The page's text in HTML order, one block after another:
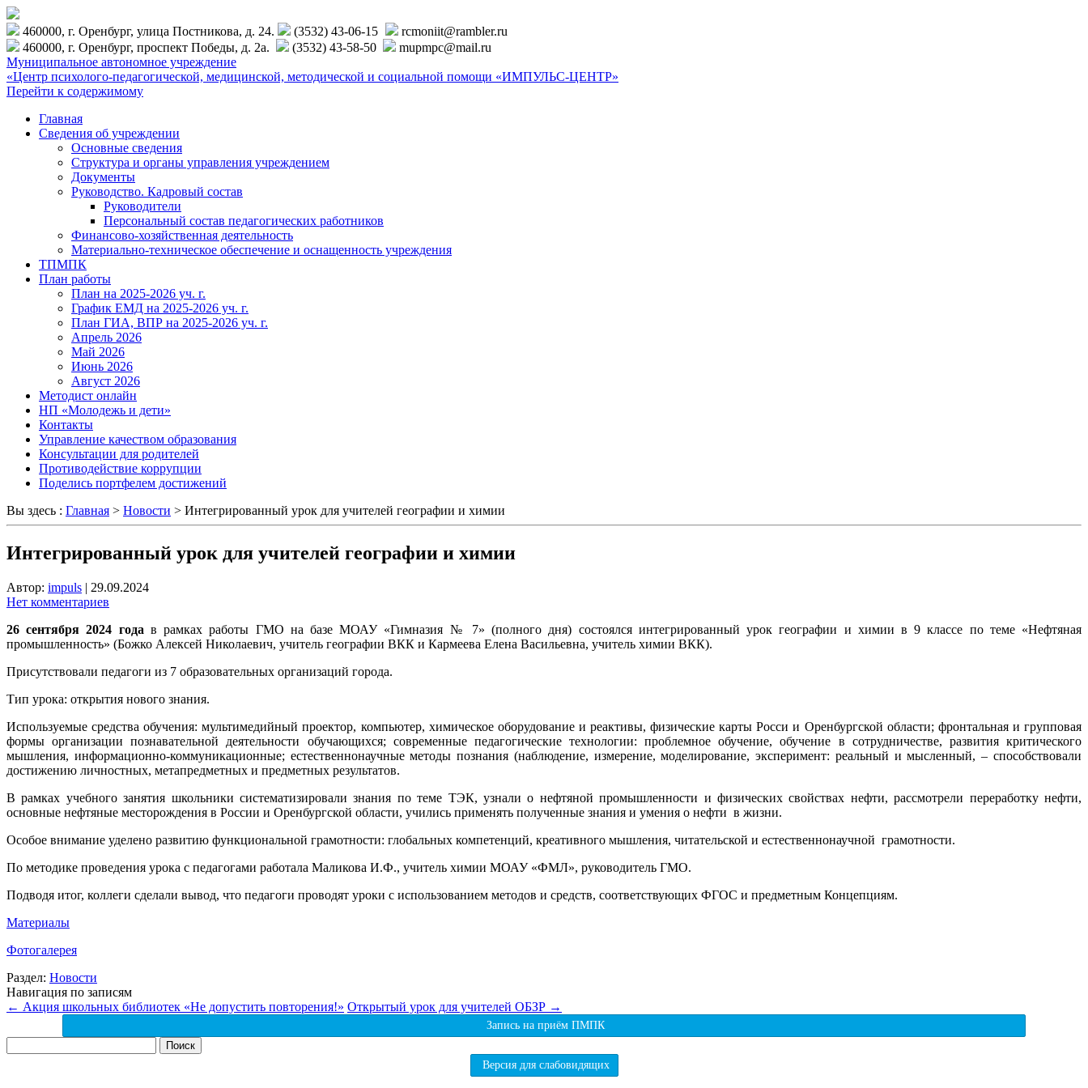
460000, г. Оренбург, улица Постникова, д. 24. (3532) 43-06-15
rcmoniit@rambler.ru
460000, г. Оренбург, проспект Победы, д. 2а.
(3532) 43-58-50
mupmpc@mail.ru
Муниципальное автономное учреждение
«Центр психолого-педагогической, медицинской, методической и социальной помощи «ИМПУЛЬС-ЦЕНТР»
Перейти к содержимому
Главная
Сведения об учреждении
Основные сведения
Структура и органы управления учреждением
Документы
Руководство. Кадровый состав
Руководители
Персональный состав педагогических работников
Финансово-хозяйственная деятельность
Материально-техническое обеспечение и оснащенность учреждения
ТПМПК
План работы
План на 2025-2026 уч. г.
График ЕМД на 2025-2026 уч. г.
План ГИА, ВПР на 2025-2026 уч. г.
Апрель 2026
Май 2026
Июнь 2026
Август 2026
Методист онлайн
НП «Молодежь и дети»
Контакты
Управление качеством образования
Консультации для родителей
Противодействие коррупции
Поделись портфелем достижений
Вы здесь : Главная > Новости > Интегрированный урок для учителей географии и химии
Интегрированный урок для учителей географии и химии
Автор: impuls | 29.09.2024
Нет комментариев
26 сентября 2024 года в рамках работы ГМО на базе МОАУ «Гимназия № 7» (полного дня) состоялся интегрированный урок географии и химии в 9 классе по теме «Нефтяная
промышленность» (Божко Алексей Николаевич, учитель географии ВКК и Кармеева Елена Васильевна, учитель химии ВКК).
Присутствовали педагоги из 7 образовательных организаций города.
Тип урока: открытия нового знания.
Используемые средства обучения: мультимедийный проектор, компьютер, химическое оборудование и реактивы, физические карты Росси и Оренбургской области; фронтальная и групповая
формы организации познавательной деятельности обучающихся; современные педагогические технологии: проблемное обучение, обучение в сотрудничестве, развития критического
мышления, информационно-коммуникационные; естественнонаучные методы познания (наблюдение, измерение, моделирование, эксперимент: реальный и мысленный, – способствовали
достижению личностных, метапредметных и предметных результатов.
В рамках учебного занятия школьники систематизировали знания по теме ТЭК, узнали о нефтяной промышленности и физических свойствах нефти, рассмотрели переработку нефти,
основные нефтяные месторождения в России и Оренбургской области, учились применять полученные знания и умения о нефти в жизни.
Особое внимание уделено развитию функциональной грамотности: глобальных компетенций, креативного мышления, читательской и естественнонаучной грамотности.
По методике проведения урока с педагогами работала Маликова И.Ф., учитель химии МОАУ «ФМЛ», руководитель ГМО.
Подводя итог, коллеги сделали вывод, что педагоги проводят уроки с использованием методов и средств, соответствующих ФГОС и предметным Концепциям.
Материалы
Фотогалерея
Раздел: Новости
Навигация по записям
← Акция школьных библиотек «Не допустить повторения!» Открытый урок для учителей ОБЗР →
Запись на приём ПМПК
Версия для слабовидящих